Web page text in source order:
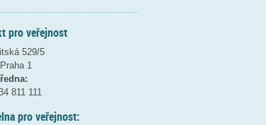
pro veřejnost
529/5
1
811 111
pro veřejnost: